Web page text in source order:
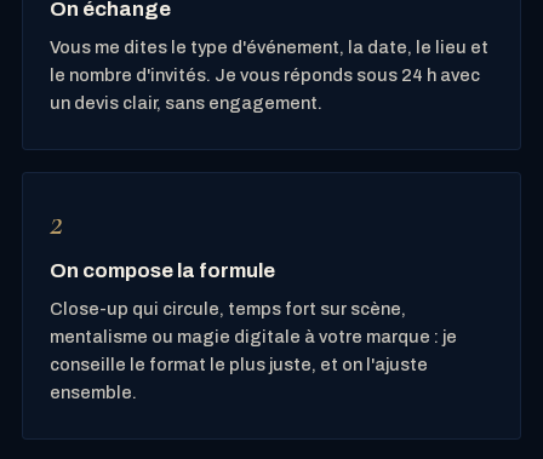
On échange
Vous me dites le type d'événement, la date, le lieu et
le nombre d'invités. Je vous réponds sous 24 h avec
un devis clair, sans engagement.
On compose la formule
Close-up qui circule, temps fort sur scène,
mentalisme ou magie digitale à votre marque : je
conseille le format le plus juste, et on l'ajuste
ensemble.